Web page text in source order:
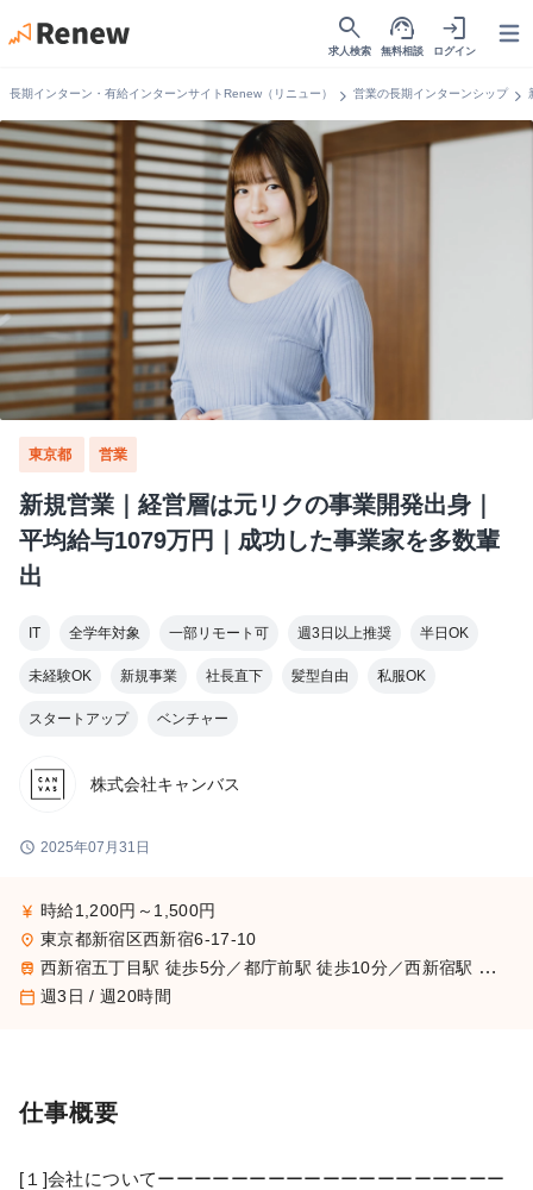
search
求人検索
support_agent
無料相談
login
ログイン
長期インターン・有給インターンサイトRenew（リニュー） chevron_right 営業の長期インターンシップchevron_right
東京都 営業
新規営業｜経営層は元リクの事業開発出身｜
平均給与1079万円｜成功した事業家を多数輩
出
IT 全学年対象 一部リモート可 週3日以上推奨 半日OK
未経験OK 新規事業 社長直下 髪型自由 私服OK
スタートアップ ベンチャー
株式会社キャンバス
schedule 2025年07月31日
currency_yen 時給1,200円～1,500円
place 東京都新宿区西新宿6-17-10
train 西新宿五丁目駅 徒歩5分／都庁前駅 徒歩10分／西新宿駅 徒歩9分
calendar_today 週3日 / 週20時間
仕事概要
[１]会社についてーーーーーーーーーーーーーーーーーーー